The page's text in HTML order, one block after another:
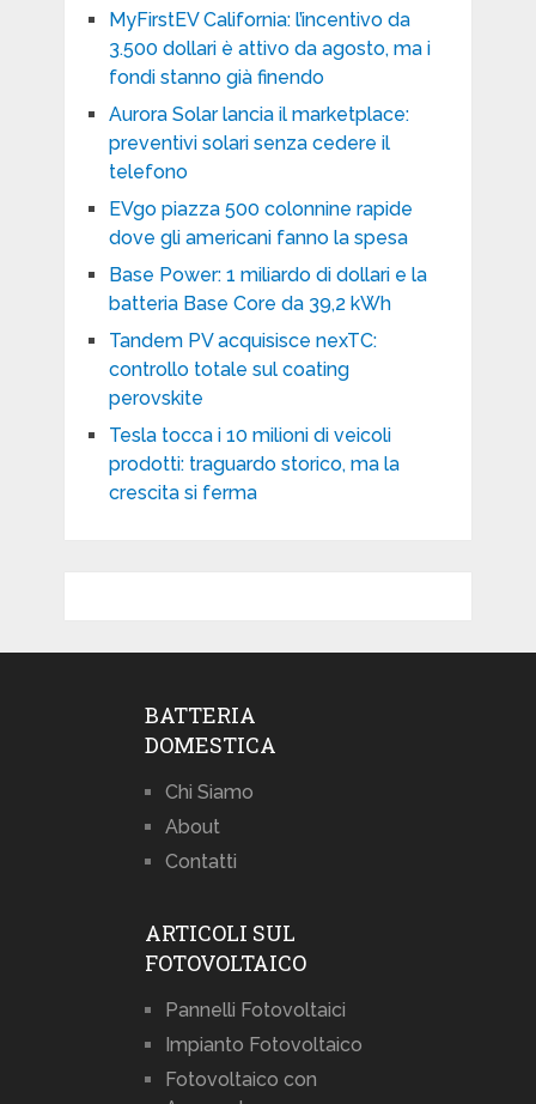
MyFirstEV California: l’incentivo da
3.500 dollari è attivo da agosto, ma i
fondi stanno già finendo
Aurora Solar lancia il marketplace:
preventivi solari senza cedere il
telefono
EVgo piazza 500 colonnine rapide
dove gli americani fanno la spesa
Base Power: 1 miliardo di dollari e la
batteria Base Core da 39,2 kWh
Tandem PV acquisisce nexTC:
controllo totale sul coating
perovskite
Tesla tocca i 10 milioni di veicoli
prodotti: traguardo storico, ma la
crescita si ferma
BATTERIA
DOMESTICA
Chi Siamo
About
Contatti
ARTICOLI SUL
FOTOVOLTAICO
Pannelli Fotovoltaici
Impianto Fotovoltaico
Fotovoltaico con